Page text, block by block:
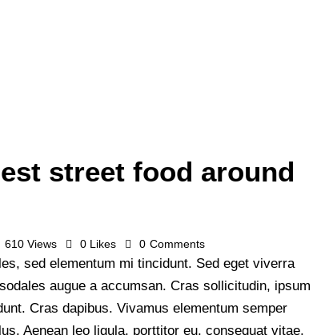
street food around
610 Views 0 Likes 0 Comments
sed elementum mi tincidunt. Sed eget viverra
augue a accumsan. Cras sollicitudin, ipsum
Cras dapibus. Vivamus elementum semper
Aenean leo ligula, porttitor eu, consequat vitae,